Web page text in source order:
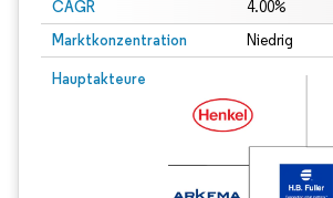
CAGR 4.00%
Marktkonzentration Niedrig
Hauptakteure